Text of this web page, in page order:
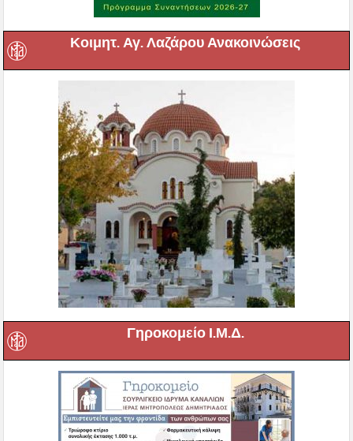
Κοιμητ. Αγ. Λαζάρου Ανακοινώσεις
Γηροκομείο Ι.Μ.Δ.